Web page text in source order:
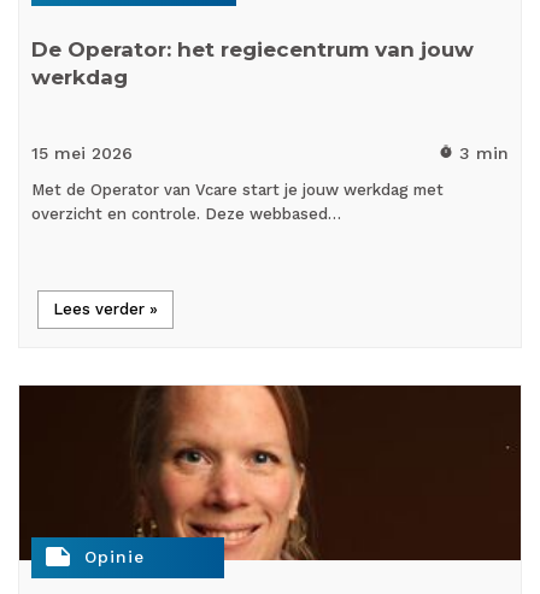
De Operator: het regiecentrum van jouw
werkdag
15 mei 2026 timer 3 min
Met de Operator van Vcare start je jouw werkdag met
overzicht en controle. Deze webbased…
Lees verder »
note Opinie